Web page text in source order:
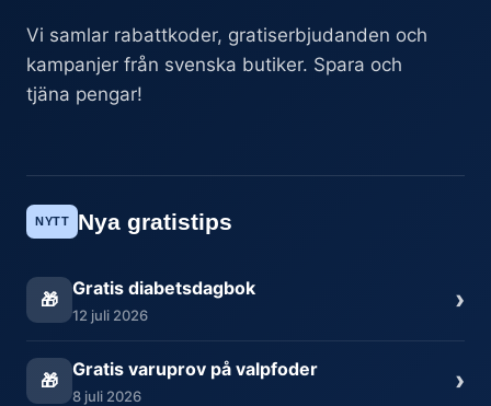
Vi samlar rabattkoder, gratiserbjudanden och
kampanjer från svenska butiker. Spara och
tjäna pengar!
NYTT Nya gratistips
🎁
Gratis diabetsdagbok
12 juli 2026 ›
🎁
Gratis varuprov på valpfoder
8 juli 2026 ›